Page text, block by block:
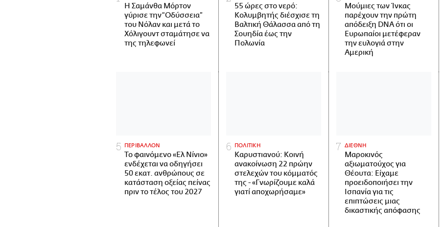
Η Σαμάνθα Μόρτον
γύρισε την “Οδύσσεια”
του Νόλαν και μετά το
Χόλιγουντ σταμάτησε να
της τηλεφωνεί
55 ώρες στο νερό:
Κολυμβητής διέσχισε τη
Βαλτική Θάλασσα από τη
Σουηδία έως την
Πολωνία
Μούμιες των Ίνκας
παρέχουν την πρώτη
απόδειξη DNA ότι οι
Ευρωπαίοι μετέφεραν
την ευλογιά στην
Αμερική
ΠΕΡΙΒΑΛΛΟΝ
Το φαινόμενο «Ελ Νίνιο»
ενδέχεται να οδηγήσει
50 εκατ. ανθρώπους σε
κατάσταση οξείας πείνας
πριν το τέλος του 2027
ΠΟΛΙΤΙΚΗ
Καρυστιανού: Κοινή
ανακοίνωση 22 πρώην
στελεχών του κόμματός
της - «Γνωρίζουμε καλά
γιατί αποχωρήσαμε»
ΔΙΕΘΝΗ
Μαροκινός
αξιωματούχος για
Θέουτα: Είχαμε
προειδοποιήσει την
Ισπανία για τις
επιπτώσεις μιας
δικαστικής απόφασης